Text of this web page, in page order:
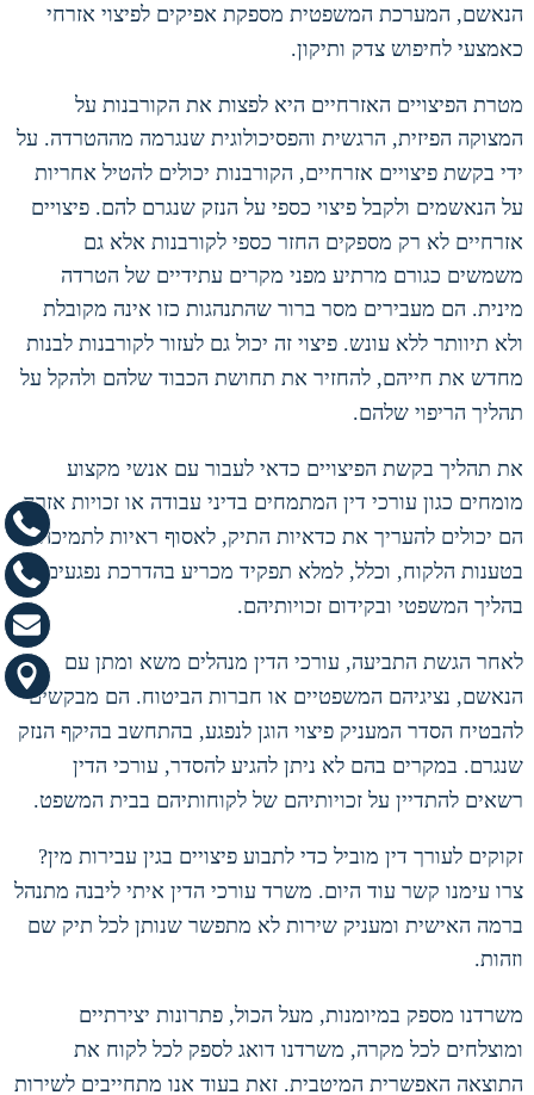
הנאשם, המערכת המשפטית מספקת אפיקים לפיצוי אזרחי
כאמצעי לחיפוש צדק ותיקון.
מטרת הפיצויים האזרחיים היא לפצות את הקורבנות על
המצוקה הפיזית, הרגשית והפסיכולוגית שנגרמה מההטרדה. על
ידי בקשת פיצויים אזרחיים, הקורבנות יכולים להטיל אחריות
על הנאשמים ולקבל פיצוי כספי על הנזק שנגרם להם. פיצויים
אזרחיים לא רק מספקים החזר כספי לקורבנות אלא גם
משמשים כגורם מרתיע מפני מקרים עתידיים של הטרדה
מינית. הם מעבירים מסר ברור שהתנהגות כזו אינה מקובלת
ולא תיוותר ללא עונש. פיצוי זה יכול גם לעזור לקורבנות לבנות
מחדש את חייהם, להחזיר את תחושת הכבוד שלהם ולהקל על
תהליך הריפוי שלהם.
את תהליך בקשת הפיצויים כדאי לעבור עם אנשי מקצוע
מומחים כגון עורכי דין המתמחים בדיני עבודה או זכויות אזרח.
הם יכולים להעריך את כדאיות התיק, לאסוף ראיות לתמיכה
בטענות הלקוח, וכלל, למלא תפקיד מכריע בהדרכת נפגעים
בהליך המשפטי ובקידום זכויותיהם.
לאחר הגשת התביעה, עורכי הדין מנהלים משא ומתן עם
הנאשם, נציגיהם המשפטיים או חברות הביטוח. הם מבקשים
להבטיח הסדר המעניק פיצוי הוגן לנפגע, בהתחשב בהיקף הנזק
שנגרם. במקרים בהם לא ניתן להגיע להסדר, עורכי הדין
רשאים להתדיין על זכויותיהם של לקוחותיהם בבית המשפט.
זקוקים לעורך דין מוביל כדי לתבוע פיצויים בגין עבירות מין?
צרו עימנו קשר עוד היום. משרד עורכי הדין איתי ליבנה מתנהל
ברמה האישית ומעניק שירות לא מתפשר שנותן לכל תיק שם
וזהות.
משרדנו מספק במיומנות, מעל הכול, פתרונות יצירתיים
ומוצלחים לכל מקרה, משרדנו דואג לספק לכל לקוח את
התוצאה האפשרית המיטבית. זאת בעוד אנו מתחייבים לשירות